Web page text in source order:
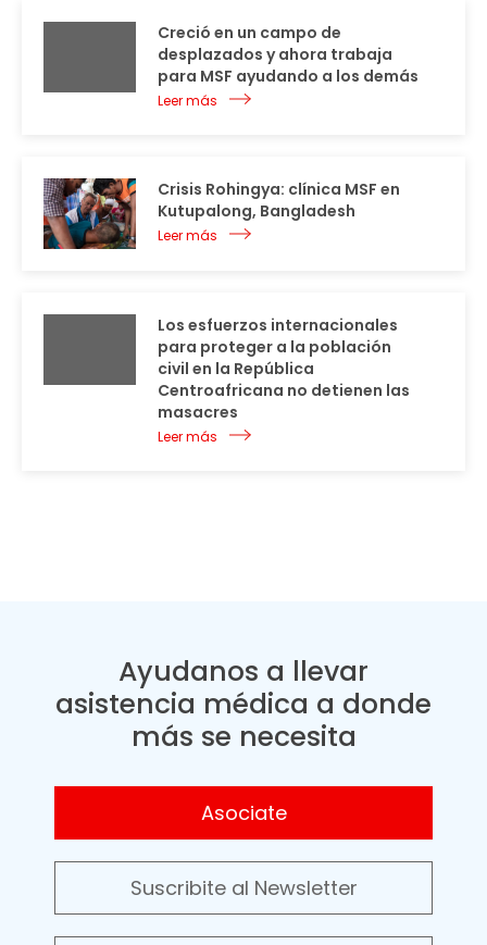
Creció en un campo de
desplazados y ahora trabaja
para MSF ayudando a los demás
Leer más
Crisis Rohingya: clínica MSF en
Kutupalong, Bangladesh
Leer más
Los esfuerzos internacionales
para proteger a la población
civil en la República
Centroafricana no detienen las
masacres
Leer más
Ayudanos a llevar
asistencia médica a donde
más se necesita
Asociate
Suscribite al Newsletter